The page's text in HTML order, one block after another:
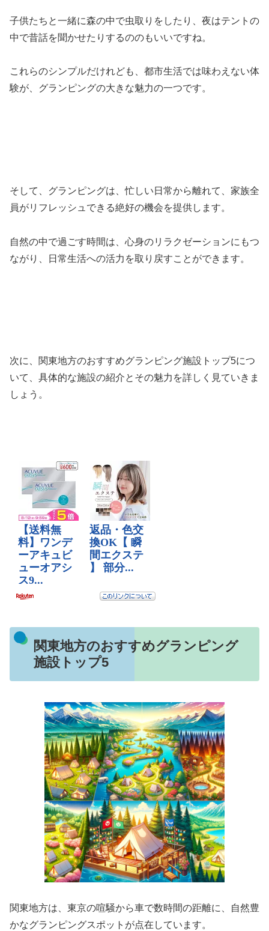
子供たちと一緒に森の中で虫取りをしたり、夜はテントの
中で昔話を聞かせたりするののもいいですね。
これらのシンプルだけれども、都市生活では味わえない体
験が、グランピングの大きな魅力の一つです。
そして、グランピングは、忙しい日常から離れて、家族全
員がリフレッシュできる絶好の機会を提供します。
自然の中で過ごす時間は、心身のリラクゼーションにもつ
ながり、日常生活への活力を取り戻すことができます。
次に、関東地方のおすすめグランピング施設トップ5につ
いて、具体的な施設の紹介とその魅力を詳しく見ていきま
しょう。
関東地方のおすすめグランピング
施設トップ5
関東地方は、東京の喧騒から車で数時間の距離に、自然豊
かなグランピングスポットが点在しています。